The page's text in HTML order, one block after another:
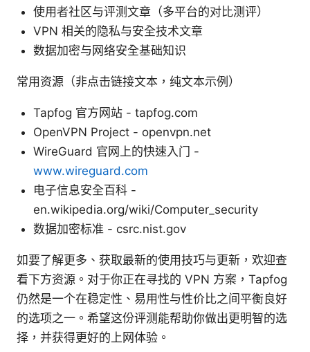
使用者社区与评测文章（多平台的对比测评）
VPN 相关的隐私与安全技术文章
数据加密与网络安全基础知识
常用资源（非点击链接文本，纯文本示例）
Tapfog 官方网站 - tapfog.com
OpenVPN Project - openvpn.net
WireGuard 官网上的快速入门 -
www.wireguard.com
电子信息安全百科 -
en.wikipedia.org/wiki/Computer_security
数据加密标准 - csrc.nist.gov
如要了解更多、获取最新的使用技巧与更新，欢迎查
看下方资源。对于你正在寻找的 VPN 方案，Tapfog
仍然是一个在稳定性、易用性与性价比之间平衡良好
的选项之一。希望这份评测能帮助你做出更明智的选
择，并获得更好的上网体验。